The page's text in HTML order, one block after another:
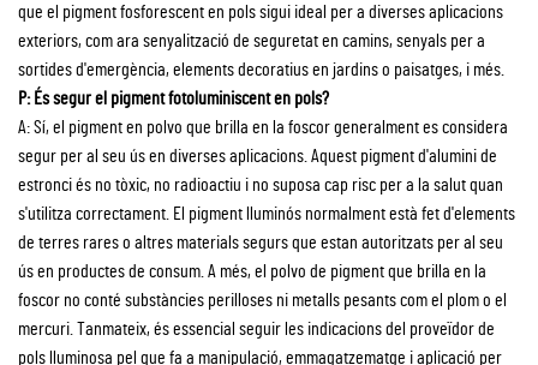
que el pigment fosforescent en pols sigui ideal per a diverses aplicacions
exteriors, com ara senyalització de seguretat en camins, senyals per a
sortides d'emergència, elements decoratius en jardins o paisatges, i més.
P: És segur el pigment fotoluminiscent en pols?
A: Sí, el pigment en polvo que brilla en la foscor generalment es considera
segur per al seu ús en diverses aplicacions. Aquest pigment d'alumini de
estronci és no tòxic, no radioactiu i no suposa cap risc per a la salut quan
s'utilitza correctament. El pigment lluminós normalment està fet d'elements
de terres rares o altres materials segurs que estan autoritzats per al seu
ús en productes de consum. A més, el polvo de pigment que brilla en la
foscor no conté substàncies perilloses ni metalls pesants com el plom o el
mercuri. Tanmateix, és essencial seguir les indicacions del proveïdor de
pols lluminosa pel que fa a manipulació, emmagatzematge i aplicació per